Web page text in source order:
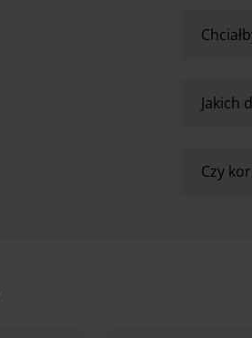
Jakich
Czy